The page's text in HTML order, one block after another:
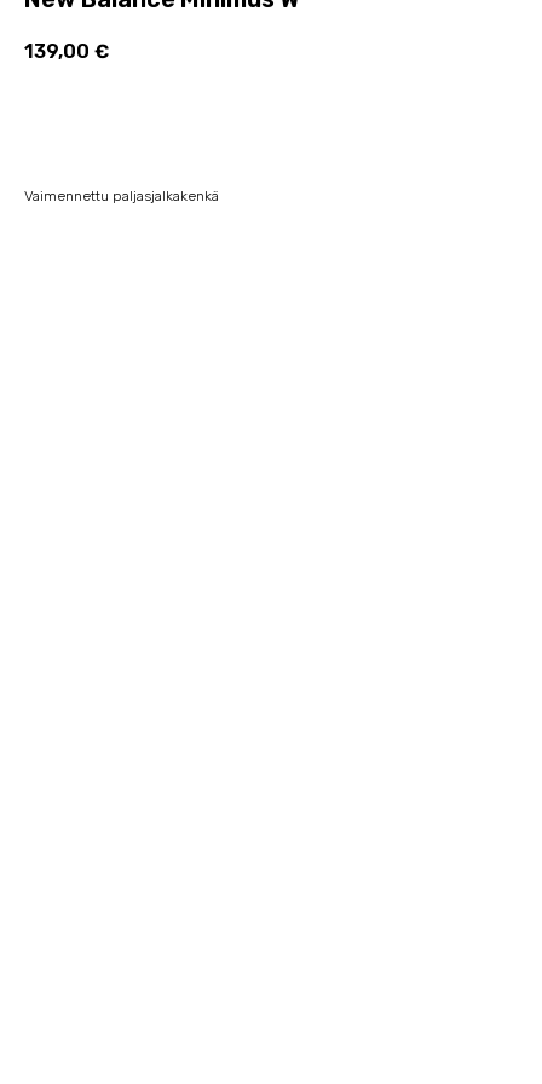
139,00 €
Vaimennettu paljasjalkakenkä